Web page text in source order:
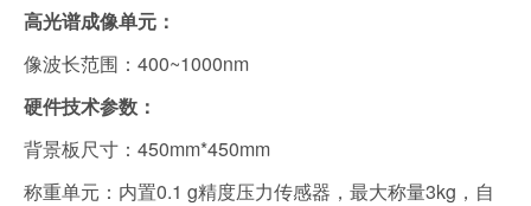
高光谱成像单元：
像波长范围：400~1000nm
硬件技术参数：
背景板尺寸：450mm*450mm
称重单元：内置0.1 g精度压力传感器，最大称量3kg，自